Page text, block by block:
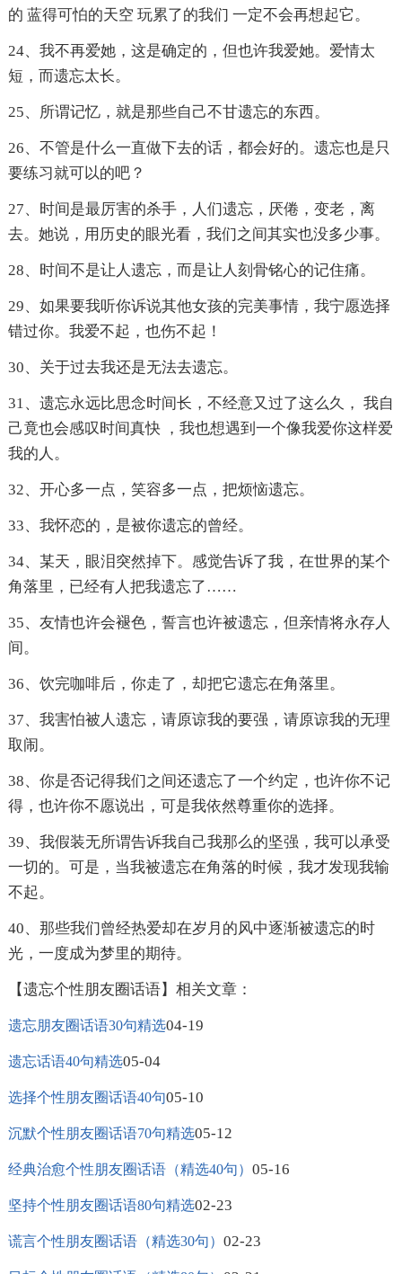
的 蓝得可怕的天空 玩累了的我们 一定不会再想起它。
24、我不再爱她，这是确定的，但也许我爱她。爱情太
短，而遗忘太长。
25、所谓记忆，就是那些自己不甘遗忘的东西。
26、不管是什么一直做下去的话，都会好的。遗忘也是只
要练习就可以的吧？
27、时间是最厉害的杀手，人们遗忘，厌倦，变老，离
去。她说，用历史的眼光看，我们之间其实也没多少事。
28、时间不是让人遗忘，而是让人刻骨铭心的记住痛。
29、如果要我听你诉说其他女孩的完美事情，我宁愿选择
错过你。我爱不起，也伤不起！
30、关于过去我还是无法去遗忘。
31、遗忘永远比思念时间长，不经意又过了这么久， 我自
己竟也会感叹时间真快 ，我也想遇到一个像我爱你这样爱
我的人。
32、开心多一点，笑容多一点，把烦恼遗忘。
33、我怀恋的，是被你遗忘的曾经。
34、某天，眼泪突然掉下。感觉告诉了我，在世界的某个
角落里，已经有人把我遗忘了……
35、友情也许会褪色，誓言也许被遗忘，但亲情将永存人
间。
36、饮完咖啡后，你走了，却把它遗忘在角落里。
37、我害怕被人遗忘，请原谅我的要强，请原谅我的无理
取闹。
38、你是否记得我们之间还遗忘了一个约定，也许你不记
得，也许你不愿说出，可是我依然尊重你的选择。
39、我假装无所谓告诉我自己我那么的坚强，我可以承受
一切的。可是，当我被遗忘在角落的时候，我才发现我输
不起。
40、那些我们曾经热爱却在岁月的风中逐渐被遗忘的时
光，一度成为梦里的期待。
【遗忘个性朋友圈话语】相关文章：
遗忘朋友圈话语30句精选04-19
遗忘话语40句精选05-04
选择个性朋友圈话语40句05-10
沉默个性朋友圈话语70句精选05-12
经典治愈个性朋友圈话语（精选40句） 05-16
坚持个性朋友圈话语80句精选02-23
谎言个性朋友圈话语（精选30句） 02-23